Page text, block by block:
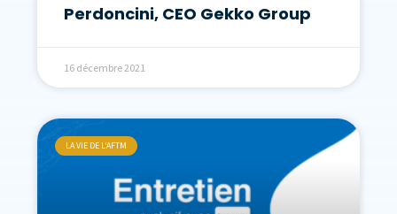
Perdoncini, CEO Gekko Group
16 décembre 2021
LA VIE DE L'AFTM